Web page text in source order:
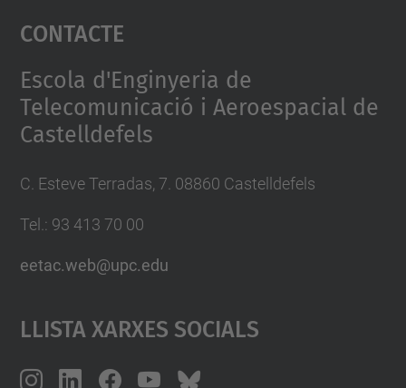
powered by
Contacte
Escola d'Enginyeria de
Telecomunicació i Aeroespacial de
Castelldefels
C. Esteve Terradas, 7. 08860 Castelldefels
Tel.: 93 413 70 00
eetac.web@upc.edu
Llista Xarxes Socials